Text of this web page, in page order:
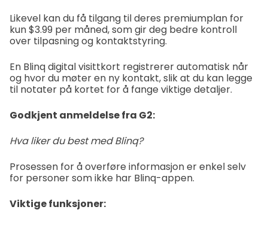
Likevel kan du få tilgang til deres premiumplan for
kun $3.99 per måned, som gir deg bedre kontroll
over tilpasning og kontaktstyring.
En Blinq digital visittkort registrerer automatisk når
og hvor du møter en ny kontakt, slik at du kan legge
til notater på kortet for å fange viktige detaljer.
Godkjent anmeldelse fra G2:
Hva liker du best med Blinq?
Prosessen for å overføre informasjon er enkel selv
for personer som ikke har Blinq-appen.
Viktige funksjoner: